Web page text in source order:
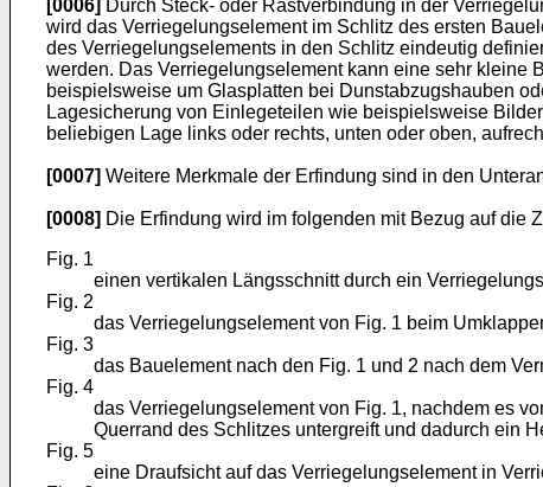
[0006] Durch Steck- oder Rastverbindung in der
wird das Verriegelungselement im Schlitz des ersten
des Verriegelungselements in den Schlitz eindeutig
werden. Das Verriegelungselement kann eine sehr kleine
beispielsweise um Glasplatten bei Dunstabzugshauben
Lagesicherung von Einlegeteilen wie beispielsweise
beliebigen Lage links oder rechts, unten oder oben,
[0007] Weitere Merkmale der Erfindung sind in den
[0008] Die Erfindung wird im folgenden mit Bezug auf die
Fig. 1
einen vertikalen Längsschnitt durch ein
Fig. 2
das Verriegelungselement von Fig. 1 beim
Fig. 3
das Bauelement nach den Fig. 1 und 2 nach dem
Fig. 4
das Verriegelungselement von Fig. 1, nachdem es
Querrand des Schlitzes untergreift und dadurch ein
Fig. 5
eine Draufsicht auf das Verriegelungselement in